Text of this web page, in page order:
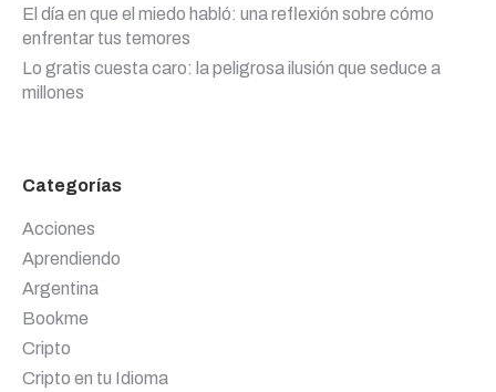
El día en que el miedo habló: una reflexión sobre cómo
enfrentar tus temores
Lo gratis cuesta caro: la peligrosa ilusión que seduce a
millones
Categorías
Acciones
Aprendiendo
Argentina
Bookme
Cripto
Cripto en tu Idioma